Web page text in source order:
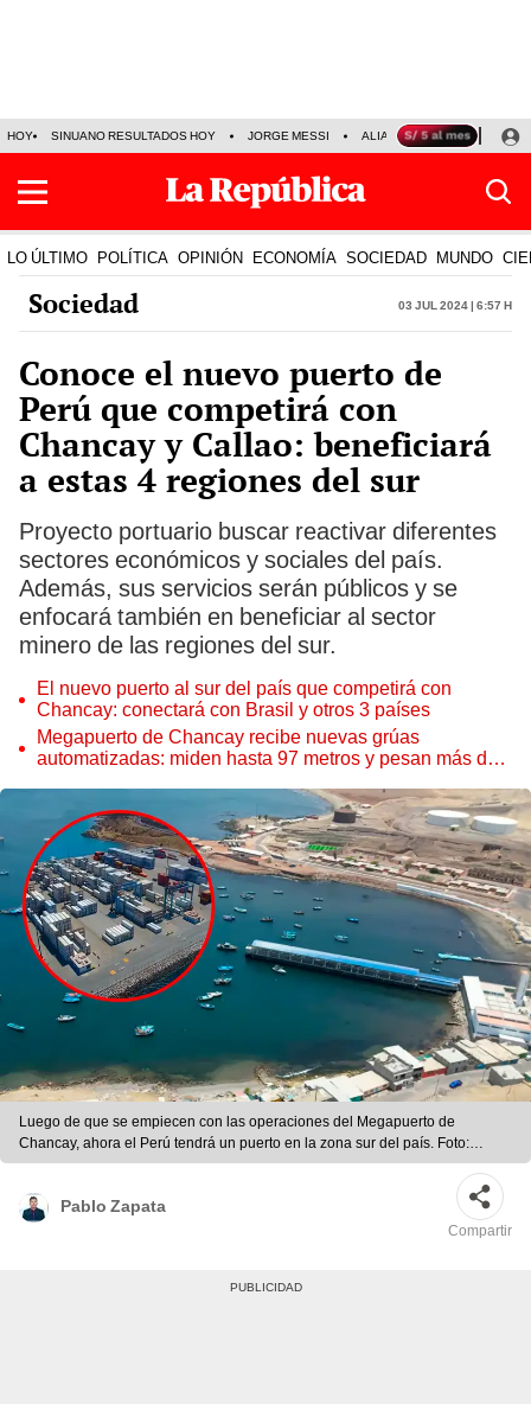
HOY SINUANO RESULTADOS HOY JORGE MESSI ALIANZA LIMA VS SPORT
LO ÚLTIMO POLÍTICA OPINIÓN ECONOMÍA SOCIEDAD MUNDO
Sociedad 03 Jul 2024 | 6:57 h
Conoce el nuevo puerto de
Perú que competirá con
Chancay y Callao: beneficiará
a estas 4 regiones del sur
Proyecto portuario buscar reactivar diferentes
sectores económicos y sociales del país.
Además, sus servicios serán públicos y se
enfocará también en beneficiar al sector
minero de las regiones del sur.
El nuevo puerto al sur del país que competirá con
Chancay: conectará con Brasil y otros 3 países
Megapuerto de Chancay recibe nuevas grúas
automatizadas: miden hasta 97 metros y pesan más de
Luego de que se empiecen con las operaciones del Megapuerto de
Chancay, ahora el Perú tendrá un puerto en la zona sur del país. Foto:
composición LR/Proinversión Perú/YouTube
Pablo Zapata
Compartir